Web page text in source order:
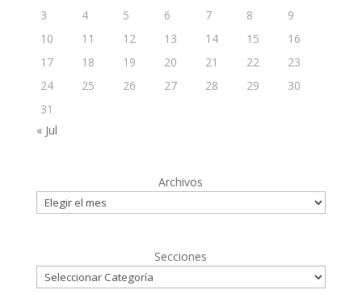
3
4 5 6 7 8
9
10
11 12 13 14 15
16
17
18 19 20 21 22
23
24
25 26 27 28 29
30
31
« Jul
Archivos
Secciones